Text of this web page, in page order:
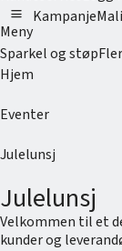
menu
Meny
Kampanje
Sparkel og støp
Hjem
Eventer
Julelunsj
Julelunsj
Velkommen til et
kunder og